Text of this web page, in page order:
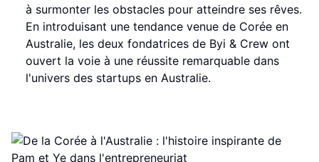
à surmonter les obstacles pour atteindre ses rêves.
En introduisant une tendance venue de Corée en
Australie, les deux fondatrices de Byi & Crew ont
ouvert la voie à une réussite remarquable dans
l'univers des startups en Australie.